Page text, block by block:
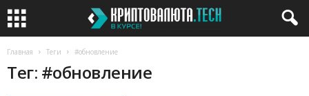
Главная Теги #обновление
Тег: #обновление